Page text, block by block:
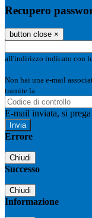
Recupero
button close ×
all'indirizzo indicato con
Non hai una e-mail
tramite la
E-mail inviata, si
Errore
Chiudi
Successo
Chiudi
Informazione